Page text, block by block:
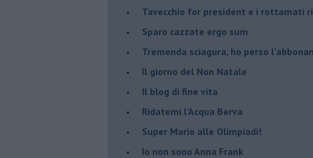
Tavecchio for president e i rottamati
Sparo cazzate ergo sum
Tremenda sciagura, ho perso
Il giorno del Non Natale
Il blog di fine vita
​Ridatemi l’Acqua Berva
Super Mario alle Olimpiadi!
Io non sono Anna Frank